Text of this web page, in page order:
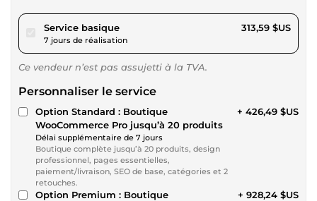
Service basiquepour 289,03 $US
7 jours de réalisation
313,59 $US
Ce vendeur n’est pas assujetti à la TVA.
Personnaliser le service
Option Standard : Boutique
WooCommerce Pro jusqu’à 20 produits
Délai supplémentaire de 7 jours
Boutique complète jusqu’à 20 produits, design
professionnel, pages essentielles,
paiement/livraison, SEO de base, catégories et 2
retouches.
+ 426,49 $US
Option Premium : Boutique
+ 928,24 $US